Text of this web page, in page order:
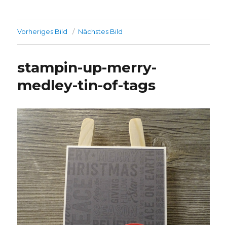
Vorheriges Bild Nächstes Bild
stampin-up-merry-
medley-tin-of-tags